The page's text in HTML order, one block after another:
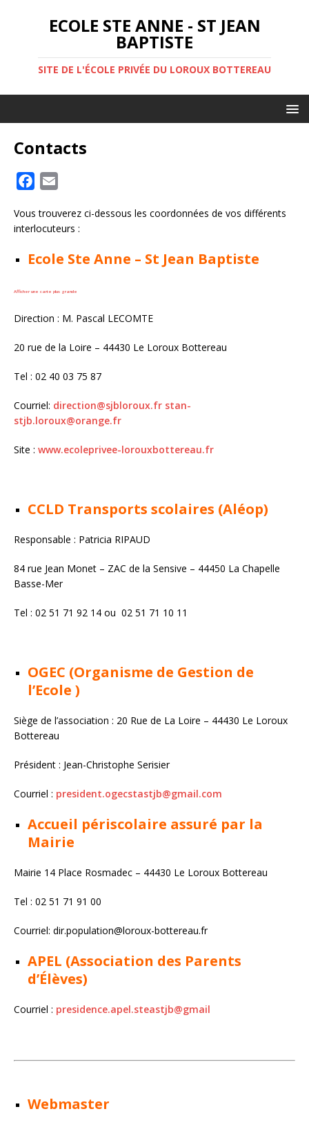
ECOLE STE ANNE - ST JEAN
BAPTISTE
SITE DE L'ÉCOLE PRIVÉE DU LOROUX BOTTEREAU
Contacts
c
e
b
o
a
i
l
Vous trouverez ci-dessous les coordonnées de vos différents
interlocuteurs :
Ecole Ste Anne – St Jean Baptiste
Afficher une carte plus grande
Direction : M. Pascal LECOMTE
20 rue de la Loire – 44430 Le Loroux Bottereau
Tel : 02 40 03 75 87
Courriel: direction@sjbloroux.fr stan-
stjb.loroux@orange.fr
Site : www.ecoleprivee-lorouxbottereau.fr
CCLD Transports scolaires (Aléop)
Responsable : Patricia RIPAUD
84 rue Jean Monet – ZAC de la Sensive – 44450 La Chapelle
Basse-Mer
Tel : 02 51 71 92 14 ou 02 51 71 10 11
OGEC (Organisme de Gestion de
l’Ecole )
Siège de l’association : 20 Rue de La Loire – 44430 Le Loroux
Bottereau
Président : Jean-Christophe Serisier
Courriel : president.ogecstastjb@gmail.com
Accueil périscolaire assuré par la
Mairie
Mairie 14 Place Rosmadec – 44430 Le Loroux Bottereau
Tel : 02 51 71 91 00
Courriel: dir.population@loroux-bottereau.fr
APEL (Association des Parents
d’Élèves)
Courriel : presidence.apel.steastjb@gmail
Webmaster